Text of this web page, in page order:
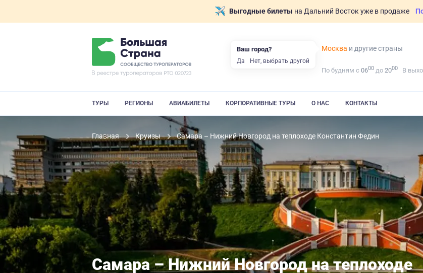
Выгодные билеты на Дальний Восток уже в продаже
Москва и другие страны
По будням с 0600 до 2000 В
ТУРЫ РЕГИОНЫ АВИАБИЛЕТЫ КОРПОРАТИВНЫЕ ТУРЫ О НАС КОНТАКТЫ
Главная Круизы Самара – Нижний Новгород на теплоходе Константин Федин
Самара – Нижний Новгород на теплоходе
Ваш город?
Да Нет, выбрать другой